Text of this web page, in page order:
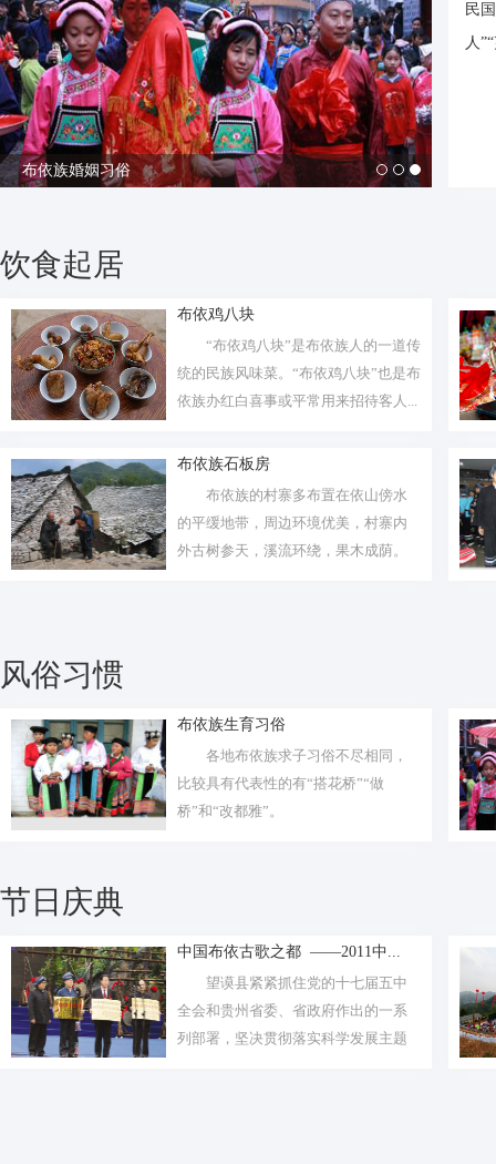
布依族鸟笼：玲珑小天地
民
人
饮食起居
布依鸡八块
“布依鸡八块”是布依族人的一道传
统的民族风味菜。“布依鸡八块”也是布
依族办红白喜事或平常用来招待客人...
布依族石板房
布依族的村寨多布置在依山傍水
的平缓地带，周边环境优美，村寨内
外古树参天，溪流环绕，果木成荫。
风俗习惯
布依族生育习俗
各地布依族求子习俗不尽相同，
比较具有代表性的有“搭花桥”“做
桥”和“改都雅”。
节日庆典
中国布依古歌之都 ——2011中...
望谟县紧紧抓住党的十七届五中
全会和贵州省委、省政府作出的一系
列部署，坚决贯彻落实科学发展主题